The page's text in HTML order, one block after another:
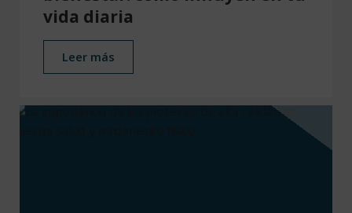
vida diaria
Leer más